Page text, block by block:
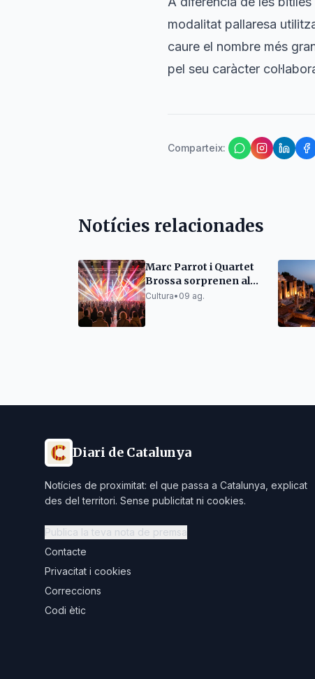
modalitat pallaresa
caure el nombre més
pel seu caràcter
Comparteix:
Notícies relacionades
Marc Parrot i Quartet
Brossa sorprenen al
Porta Ferrada
Cultura• 09 ag.
Diari de Catalunya
Notícies de proximitat: el que passa a Catalunya, explicat
des del territori. Sense publicitat ni cookies.
Publica la teva nota de premsa
Contacte
Privacitat i cookies
Correccions
Codi ètic